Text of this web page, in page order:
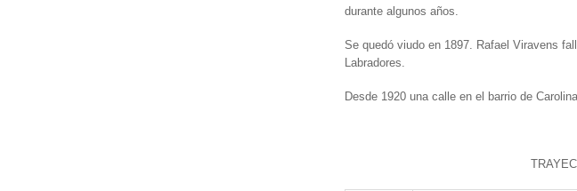
durante algunos años.
Se quedó viudo en 1897. Rafael Viravens
Labradores.
Desde 1920 una calle en el barrio de